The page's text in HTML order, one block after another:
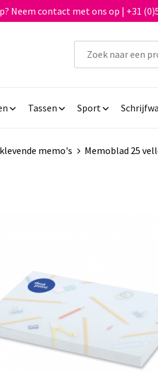
Neem contact met ons op | +31
Tassen Sport
memo's Memoblad 25